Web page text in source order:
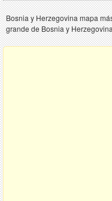
Bosnia y Herzegovina mapa
grande de Bosnia y